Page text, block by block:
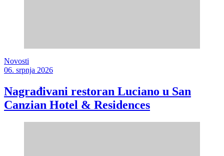
Novosti
06. srpnja 2026
Nagrađivani restoran Luciano u San
Canzian Hotel & Residences